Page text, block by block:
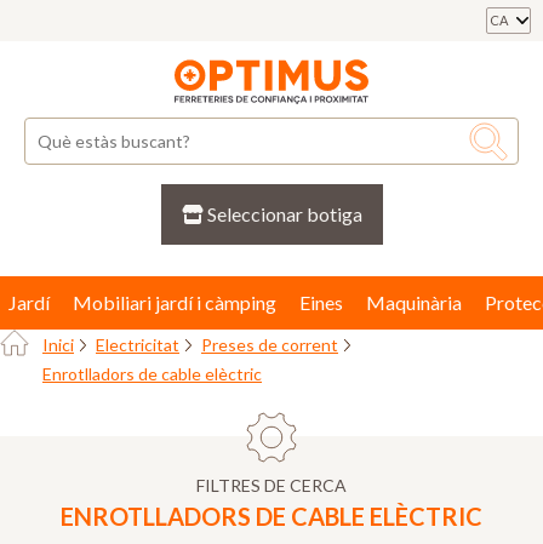
CA
Seleccionar botiga
Jardí Mobiliari jardí i càmping Eines Maquinària
Inici Electricitat
Preses de corrent
Enrotlladors de cable elèctric
FILTRES DE CERCA
ENROTLLADORS DE CABLE ELÈCTRIC